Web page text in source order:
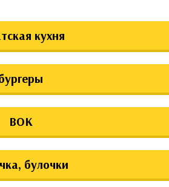
кухня
ВОК
булочки